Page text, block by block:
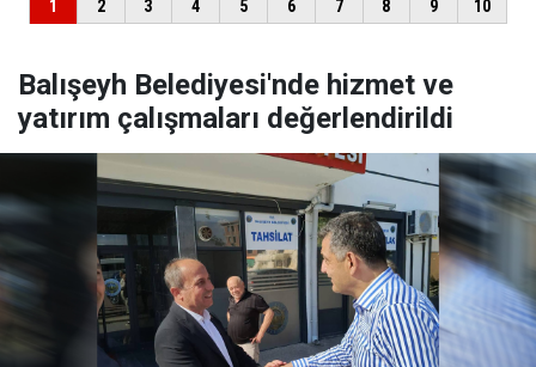
Balışeyh Belediyesi'nde hizmet ve
yatırım çalışmaları değerlendirildi